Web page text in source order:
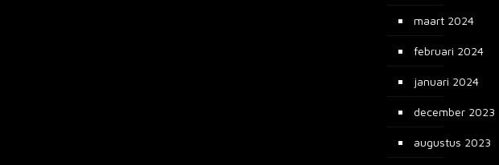
maart 2024
februari 2024
januari 2024
december 2023
augustus 2023